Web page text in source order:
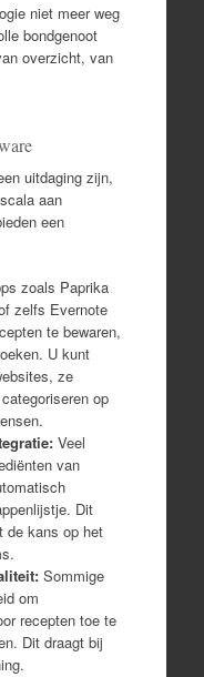
niet meer weg
bondgenoot
overzicht, van
uitdaging zijn,
aan
een
zoals Paprika
zelfs Evernote
te bewaren,
U kunt
ze
op
Veel
van
Dit
de kans op het
Sommige
om
recepten toe te
Dit draagt bij